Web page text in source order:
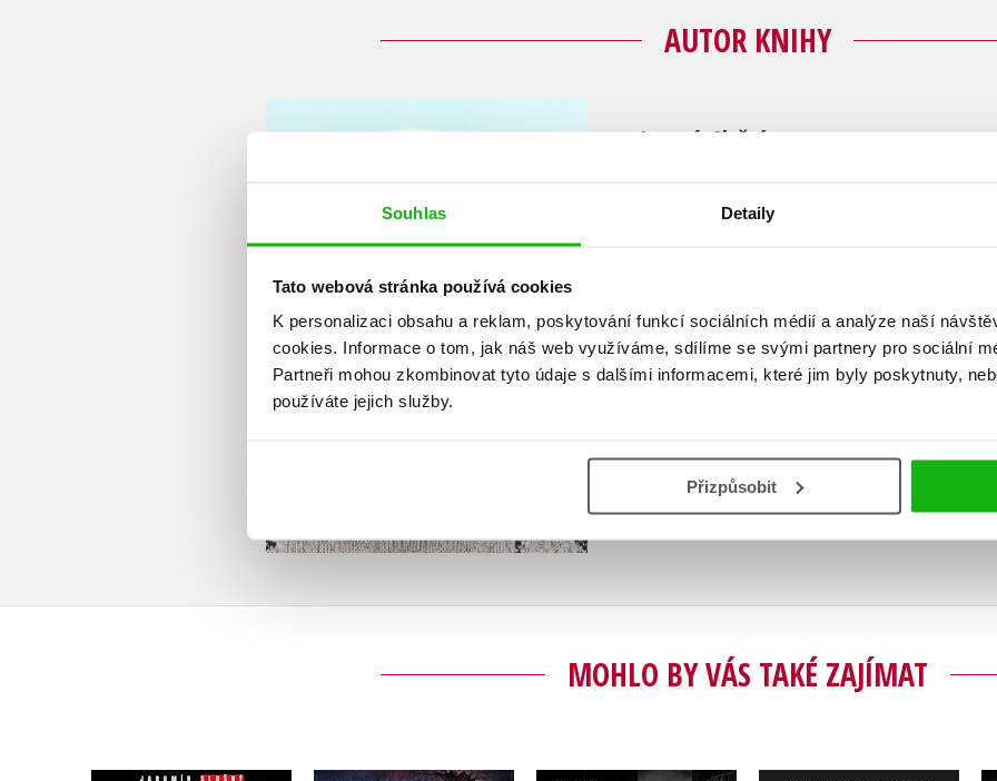
Souhlas Detaily
Tato webová stránka používá cookies
K personalizaci obsahu a reklam, poskytování funkcí sociálních médií a analýze naší
cookies. Informace o tom, jak náš web využíváme, sdílíme se svými partnery pro sociální
Partneři mohou zkombinovat tyto údaje s dalšími informacemi, které jim byly poskytnuty,
používáte jejich služby.
Přizpůsobit
AUTOR KNIHY
Jaromír Slušný
1972 absolvoval Filozofickou fakultu
Korene a v denících Expres, Zemské noviny a
více než 250 kriminálních povídek
MOHLO BY VÁS TAKÉ ZAJÍMAT